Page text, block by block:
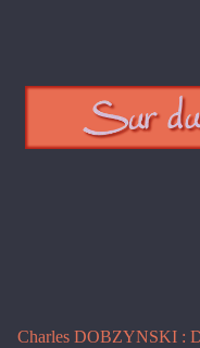
Charles DOBZYNSKI :